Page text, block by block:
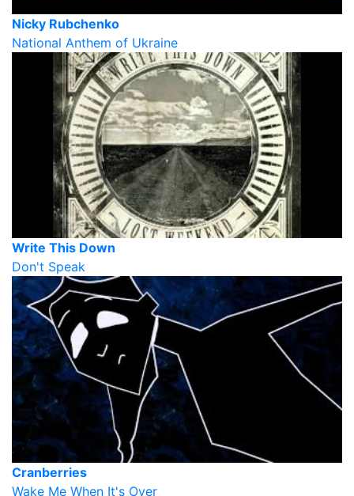
Nicky Rubchenko
National Anthem of Ukraine
Write This Down
Don't Speak
Cranberries
Wake Me When It's Over